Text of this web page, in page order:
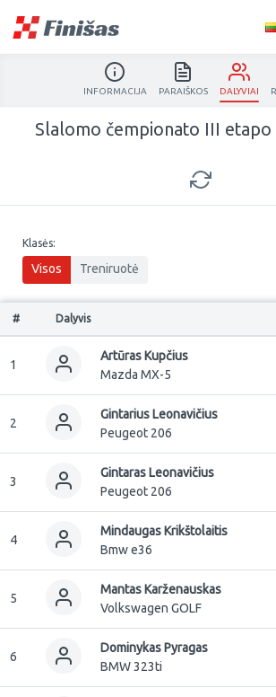
INFORMACIJA PARAIŠKOS DALYVIAI
Slalomo čempionato III
Klasės:
Visos Treniruotė
# Dalyvis
1
Artūras Kupčius
Mazda MX-5
2
Gintarius Leonavičius
Peugeot 206
3
Gintaras Leonavičius
Peugeot 206
4
Mindaugas Krikštolaitis
Bmw e36
5
Mantas Karženauskas
Volkswagen GOLF
6
Dominykas Pyragas
BMW 323ti